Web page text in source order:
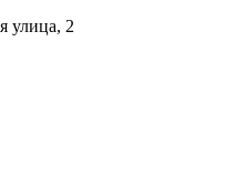
улица, 2